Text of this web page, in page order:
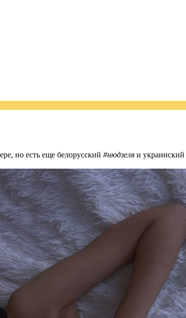
но есть еще белорусский #нюдзеля и украинский